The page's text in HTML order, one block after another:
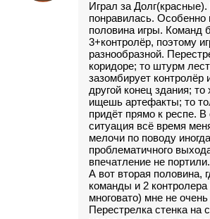
Играл за Долг(красные).
понравилась. Особенно
половина игры. Команд
3+контролёр, поэтому
разнообразной.
коридоре; то штурм
зазомбирует контролёр
другой конец здания;
ищешь артефакты; то
придёт прямо к респе.
ситуация всё время
мелочи по поводу иногда
проблематичного
впечатление не портили.
А вот вторая половина,
команды и 2
многовато) мне не
Перестрелка стенка на